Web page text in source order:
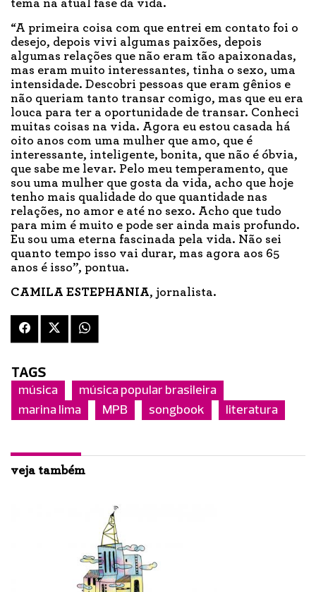
tema na atual fase da vida.
“A primeira coisa com que entrei em contato foi o
desejo, depois vivi algumas paixões, depois
algumas relações que não eram tão apaixonadas,
mas eram muito interessantes, tinha o sexo, uma
intensidade. Descobri pessoas que eram gênios e
não queriam tanto transar comigo, mas que eu era
louca para ter a oportunidade de transar. Conheci
muitas coisas na vida. Agora eu estou casada há
oito anos com uma mulher que amo, que é
interessante, inteligente, bonita, que não é óbvia,
que sabe me levar. Pelo meu temperamento, que
sou uma mulher que gosta da vida, acho que hoje
tenho mais qualidade do que quantidade nas
relações, no amor e até no sexo. Acho que tudo
para mim é muito e pode ser ainda mais profundo.
Eu sou uma eterna fascinada pela vida. Não sei
quanto tempo isso vai durar, mas agora aos 65
anos é isso”, pontua.
CAMILA ESTEPHANIA, jornalista.
TAGS
música
música popular brasileira
marina lima
MPB songbook literatura
veja também